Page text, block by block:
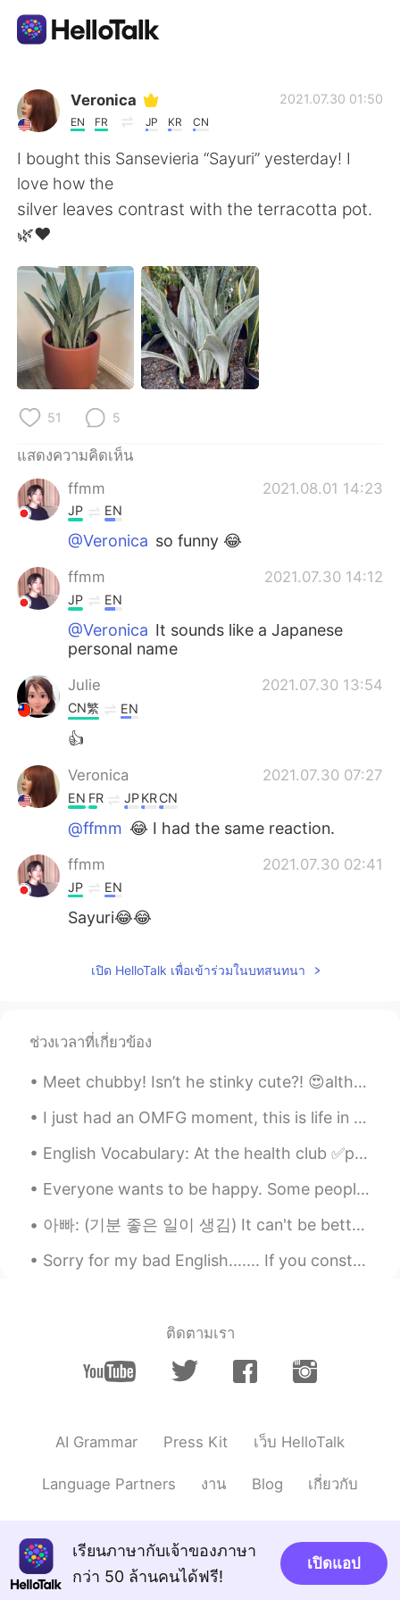
แอปแลกเปลี่ยนทางภาษา
AI Grammar Checker
ไทย
English 简体中文
繁體中文 Español
العربية Français
Deutsch
한국어
Indonesia
Türkçe Tiếng Việt
Português
Veronica
EN FR JP KR CN
2021.07.30 01:50
I bought this Sansevieria “Sayuri” yesterday! I
love how the
silver leaves contrast with the terracotta pot.
🌿❤️
51 5
แสดงความคิดเห็น
ffmm
2021.08.01 14:23
JP EN
@Veronica so funny 😂
ffmm 2021.07.30 14:12
JP EN
@Veronica It sounds like a Japanese
personal name
Julie 2021.07.30 13:54
CN繁 EN
👍
Veronica 2021.07.30 07:27
EN FR JPKRCN
@ffmm 😂 I had the same reaction.
ffmm 2021.07.30 02:41
JP EN
Sayuri😂😂
เปิด HelloTalk เพื่อเข้าร่วมในบทสนทนา
ช่วงเวลาที่เกี่ยวข้อง
Meet chubby! Isn’t he stinky cute?! 😍although fatty T is a bit on a jelly side 😂 thanks for makin...
I just had an OMFG moment, this is life in australia when you quickly glimpse up to see something...
English Vocabulary: At the health club ✅punching bag ✅exercise ball ✅dumbbell ✅treadmill ✅tra...
Everyone wants to be happy. Some people seem happy regardless of whatever they are going through ...
아빠: (기분 좋은 일이 생김) It can't be better. 나: 아빠 내가 저번에 가르쳐줬잖아. 그게 아니고 'It can't get any better than t...
Sorry for my bad English....... If you constantly describe your English as “bad” or “terrible,” ...
ติดตามเรา
AI Grammar Press Kit เว็บ HelloTalk
Language Partners งาน Blog เกี่ยวกับ
เรียนภาษากับเจ้าของภาษา
กว่า 50 ล้านคนได้ฟรี!
เปิดแอป